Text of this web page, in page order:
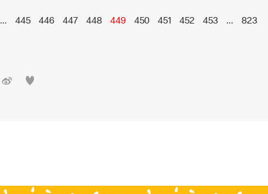
... 445 446 447 448 449 450 451 452 453 ... 823
 